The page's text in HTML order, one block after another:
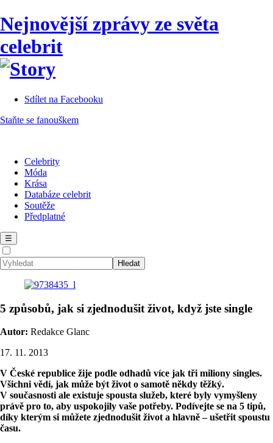
Nejnovější zprávy ze světa
celebrit
Sdílet na Facebooku
Staňte se fanouškem
Celebrity
Móda
Krása
Databáze celebrit
Soutěže
Předplatné
☰
5 způsobů, jak si zjednodušit život, když jste single
Autor: Redakce Glanc
17. 11. 2013
V České republice žije podle odhadů více jak tři miliony singles.
Všichni vědí, jak může být život o samotě někdy těžký.
V současnosti ale existuje spousta služeb, které byly vymyšleny
právě pro to, aby uspokojily vaše potřeby. Podívejte se na 5 tipů,
díky kterým si můžete zjednodušit život a hlavně – ušetřit spoustu
času.